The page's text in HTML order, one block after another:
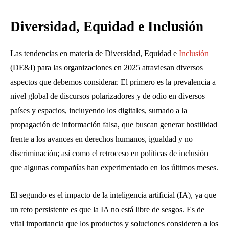
Diversidad, Equidad e Inclusión
Las tendencias en materia de Diversidad, Equidad e Inclusión
(DE&I) para las organizaciones en 2025 atraviesan diversos
aspectos que debemos considerar. El primero es la prevalencia a
nivel global de discursos polarizadores y de odio en diversos
países y espacios, incluyendo los digitales, sumado a la
propagación de información falsa, que buscan generar hostilidad
frente a los avances en derechos humanos, igualdad y no
discriminación; así como el retroceso en políticas de inclusión
que algunas compañías han experimentado en los últimos meses.
El segundo es el impacto de la inteligencia artificial (IA), ya que
un reto persistente es que la IA no está libre de sesgos. Es de
vital importancia que los productos y soluciones consideren a los